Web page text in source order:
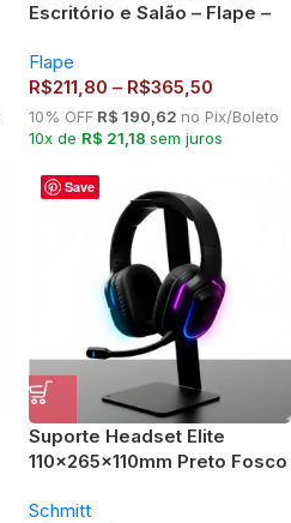
Escritório e Salão – Flape –
Cromado
Flape
R$211,80 – R$365,50
10% OFF R$ 190,62 no Pix/Boleto
10x de R$ 21,18 sem juros
Save
Suporte Headset Elite
110x265x110mm Preto Fosco
Schmitt